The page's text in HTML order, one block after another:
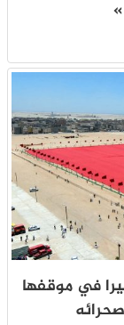
في موقفها